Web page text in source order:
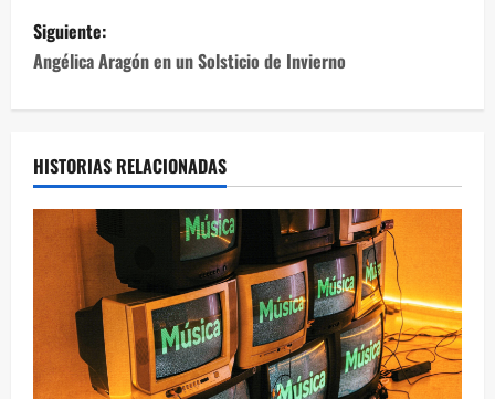
Siguiente:
Angélica Aragón en un Solsticio de Invierno
HISTORIAS RELACIONADAS